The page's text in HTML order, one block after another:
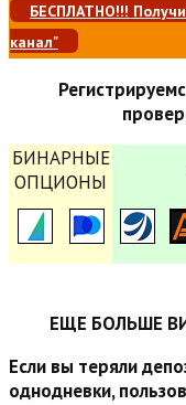
БЕСПЛАТНО!!!
канал"
БИНАРНЫЕ
ОПЦИОНЫ
ЕЩЕ БОЛЬШЕ
Если вы теряли
однодневки,